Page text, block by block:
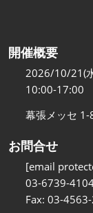
開催概要
2026/10/21(
10:00-17:00
幕張メッセ 1-
お問合せ
[email
03-6739-
Fax: 03-